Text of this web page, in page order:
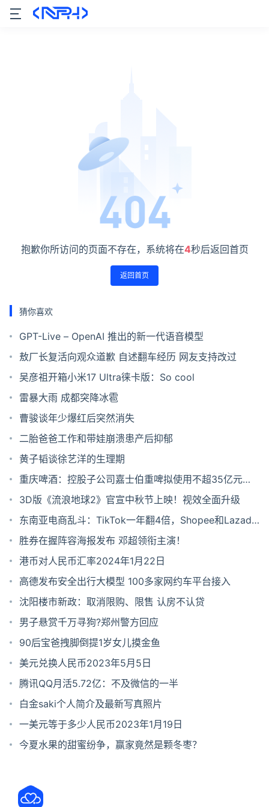
抱歉你所访问的页面不存在，系统将在4秒后返回首页
返回首页
猜你喜欢
GPT-Live – OpenAI 推出的新一代语音模型
敖厂长复活向观众道歉 自述翻车经历 网友支持改过
吴彦祖开箱小米17 Ultra徕卡版：So cool
雷暴大雨 成都突降冰雹
曹骏谈年少爆红后突然消失
二胎爸爸工作和带娃崩溃患产后抑郁
黄子韬谈徐艺洋的生理期
重庆啤酒：控股子公司嘉士伯重啤拟使用不超35亿元闲
置自有资金办理委托理财
3D版《流浪地球2》官宣中秋节上映！视效全面升级
东南亚电商乱斗：TikTok一年翻4倍，Shopee和Lazada
前二
胜券在握阵容海报发布 邓超领衔主演！
港币对人民币汇率2024年1月22日
高德发布安全出行大模型 100多家网约车平台接入
沈阳楼市新政：取消限购、限售 认房不认贷
男子悬赏千万寻狗?郑州警方回应
90后宝爸拽脚倒提1岁女儿摸金鱼
美元兑换人民币2023年5月5日
腾讯QQ月活5.72亿：不及微信的一半
白金saki个人简介及最新写真照片
一美元等于多少人民币2023年1月19日
今夏水果的甜蜜纷争，赢家竟然是颗冬枣？